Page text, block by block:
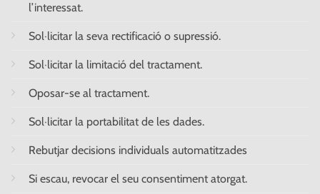
l’interessat.
Sol·licitar la seva rectificació o supressió.
Sol·licitar la limitació del tractament.
Oposar-se al tractament.
Sol·licitar la portabilitat de les dades.
Rebutjar decisions individuals automatitzades
Si escau, revocar el seu consentiment atorgat.